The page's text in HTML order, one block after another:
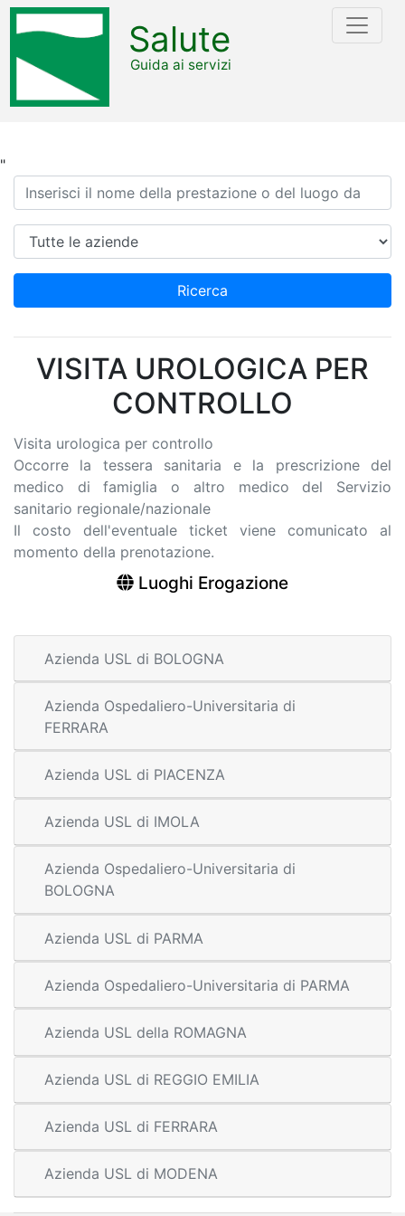
"
Salute
Guida ai servizi
Ricerca
Azienda
Ricerca
VISITA UROLOGICA PER
CONTROLLO
Visita urologica per controllo
Occorre la tessera sanitaria e la prescrizione del
medico di famiglia o altro medico del Servizio
sanitario regionale/nazionale
Il costo dell'eventuale ticket viene comunicato al
momento della prenotazione.
Luoghi Erogazione
Azienda USL di BOLOGNA
Azienda Ospedaliero-Universitaria di
FERRARA
Azienda USL di PIACENZA
Azienda USL di IMOLA
Azienda Ospedaliero-Universitaria di
BOLOGNA
Azienda USL di PARMA
Azienda Ospedaliero-Universitaria di PARMA
Azienda USL della ROMAGNA
Azienda USL di REGGIO EMILIA
Azienda USL di FERRARA
Azienda USL di MODENA